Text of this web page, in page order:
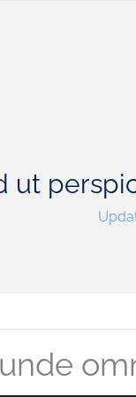
ut